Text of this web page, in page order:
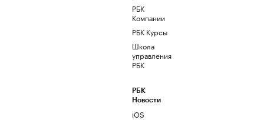
РБК
Компании
РБК Курсы
Школа
управления
РБК
РБК
Новости
iOS